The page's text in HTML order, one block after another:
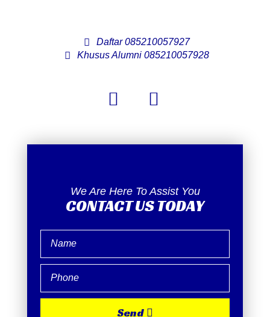
Daftar 085210057927
Khusus Alumni 085210057928
We Are Here To Assist You
CONTACT US TODAY
Send